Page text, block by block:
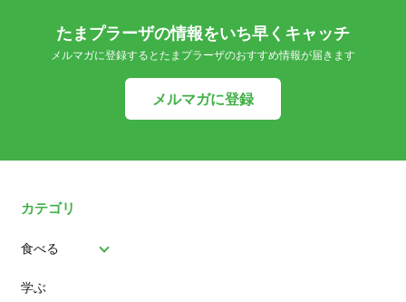
たまプラーザの情報をいち早くキャッチ
メルマガに登録するとたまプラーザのおすすめ情報が届きます
メルマガに登録
カテゴリ
食べる
パン
学ぶ